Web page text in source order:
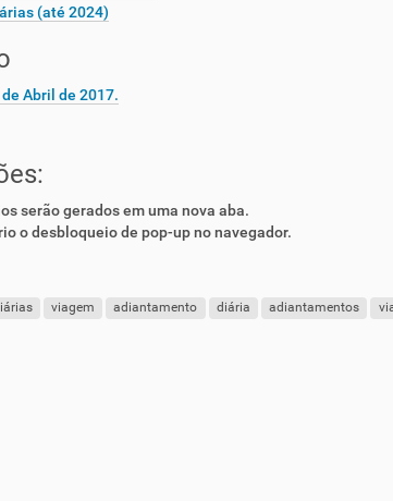
(até 2024)
Abril de 2017.
serão gerados em uma nova aba.
o desbloqueio de pop-up no navegador.
viagem adiantamento diária adiantamentos